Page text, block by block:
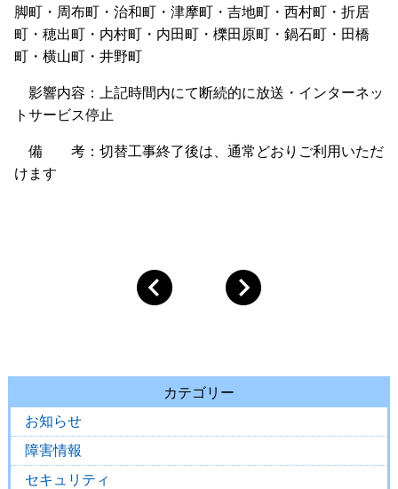
脚町・周布町・治和町・津摩町・吉地町・西村町・折居
町・穂出町・内村町・内田町・櫟田原町・鍋石町・田橋
町・横山町・井野町
影響内容：上記時間内にて断続的に放送・インターネッ
トサービス停止
備 考：切替工事終了後は、通常どおりご利用いただ
けます
カテゴリー
お知らせ
障害情報
セキュリティ